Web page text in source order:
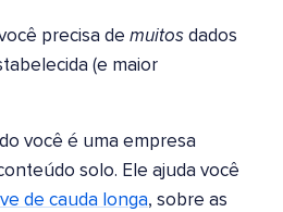
precisa de muitos dados
(e maior
você é uma empresa
solo. Ele ajuda você
de cauda longa, sobre as